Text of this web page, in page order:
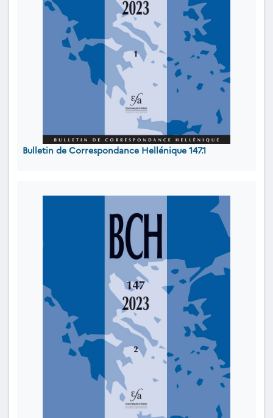
Bulletin de Correspondance Hellénique 147.1